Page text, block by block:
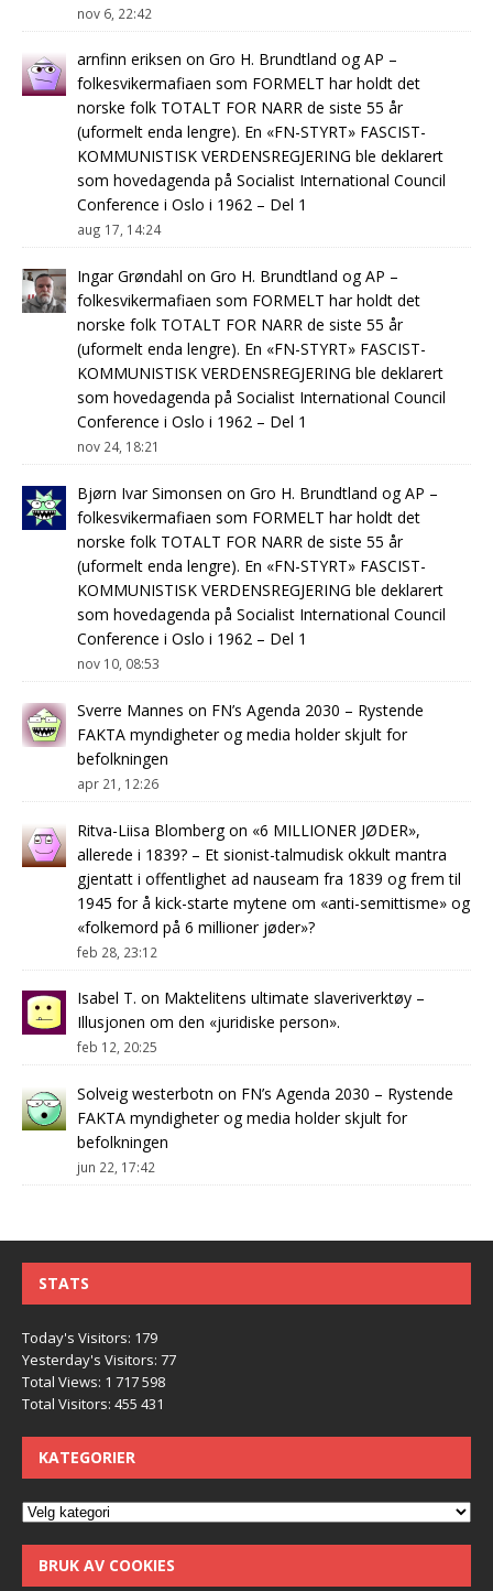
nov 6, 22:42
arnfinn eriksen on Gro H. Brundtland og AP –
folkesvikermafiaen som FORMELT har holdt det
norske folk TOTALT FOR NARR de siste 55 år
(uformelt enda lengre). En «FN-STYRT» FASCIST-
KOMMUNISTISK VERDENSREGJERING ble deklarert
som hovedagenda på Socialist International Council
Conference i Oslo i 1962 – Del 1
aug 17, 14:24
Ingar Grøndahl on Gro H. Brundtland og AP –
folkesvikermafiaen som FORMELT har holdt det
norske folk TOTALT FOR NARR de siste 55 år
(uformelt enda lengre). En «FN-STYRT» FASCIST-
KOMMUNISTISK VERDENSREGJERING ble deklarert
som hovedagenda på Socialist International Council
Conference i Oslo i 1962 – Del 1
nov 24, 18:21
Bjørn Ivar Simonsen on Gro H. Brundtland og AP –
folkesvikermafiaen som FORMELT har holdt det
norske folk TOTALT FOR NARR de siste 55 år
(uformelt enda lengre). En «FN-STYRT» FASCIST-
KOMMUNISTISK VERDENSREGJERING ble deklarert
som hovedagenda på Socialist International Council
Conference i Oslo i 1962 – Del 1
nov 10, 08:53
Sverre Mannes on FN’s Agenda 2030 – Rystende
FAKTA myndigheter og media holder skjult for
befolkningen
apr 21, 12:26
Ritva-Liisa Blombergon «6 MILLIONER JØDER»,
allerede i 1839? – Et sionist-talmudisk okkult mantra
gjentatt i offentlighet ad nauseam fra 1839 og frem til
1945 for å kick-starte mytene om «anti-semittisme» og
«folkemord på 6 millioner jøder»?
feb 28, 23:12
Isabel T. on Maktelitens ultimate slaveriverktøy –
Illusjonen om den «juridiske person».
feb 12, 20:25
Solveig westerbotn on FN’s Agenda 2030 – Rystende
FAKTA myndigheter og media holder skjult for
befolkningen
jun 22, 17:42
STATS
Today's Visitors: 179
Yesterday's Visitors: 77
Total Views: 1 717 598
Total Visitors: 455 431
KATEGORIER
BRUK AV COOKIES